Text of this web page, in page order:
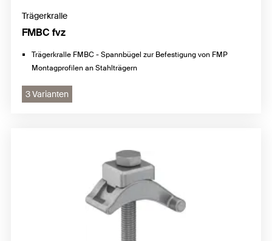
Trägerkralle
FMBC fvz
Trägerkralle FMBC - Spannbügel zur Befestigung von FMP
Montagprofilen an Stahlträgern
3 Varianten